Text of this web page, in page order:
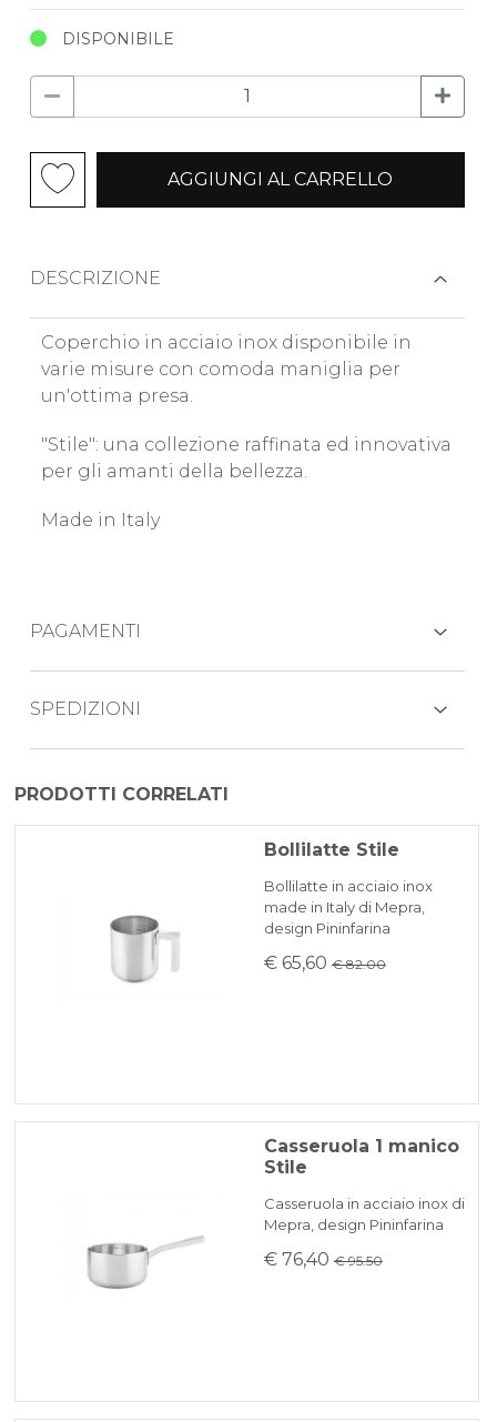
DISPONIBILE
AGGIUNGI AL CARRELLO
DESCRIZIONE
Coperchio in acciaio inox disponibile in
varie misure con comoda maniglia per
un'ottima presa.
"Stile": una collezione raffinata ed innovativa
per gli amanti della bellezza.
Made in Italy
PAGAMENTI
SPEDIZIONI
entro 3-5 giorni lavorativi mezzo corriere
espresso BRT.
materie prime potrebbero esserci dei ritardi
che saranno comunicati tempestivamente
PRODOTTI CORRELATI
Bollilatte Stile
Bollilatte in acciaio inox
made in Italy di Mepra,
design Pininfarina
€ 65,60 € 82.00
Casseruola 1 manico
Stile
Casseruola in acciaio inox di
Mepra, design Pininfarina
€ 76,40 € 95.50